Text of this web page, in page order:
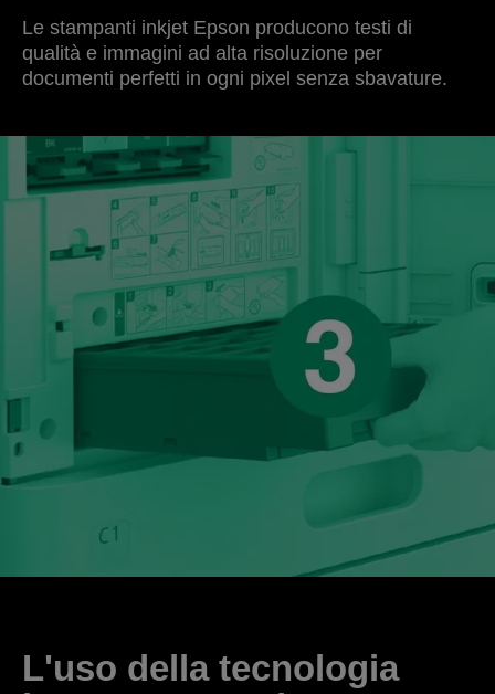
Le stampanti inkjet Epson producono testi di
qualità e immagini ad alta risoluzione per
documenti perfetti in ogni pixel senza sbavature.
L'uso della tecnologia